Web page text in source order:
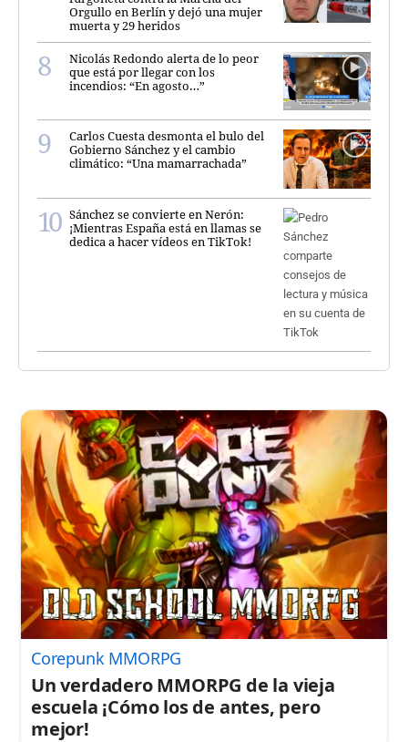
Orgullo en Berlín y dejó una mujer
muerta y 29 heridos
Nicolás Redondo alerta de lo peor
que está por llegar con los
incendios: “En agosto…”
Carlos Cuesta desmonta el bulo del
Gobierno Sánchez y el cambio
climático: “Una mamarrachada”
Sánchez se convierte en Nerón:
¡Mientras España está en llamas se
dedica a hacer vídeos en TikTok!
Corepunk MMORPG
Un verdadero MMORPG de la vieja
escuela ¡Cómo los de antes, pero
mejor!